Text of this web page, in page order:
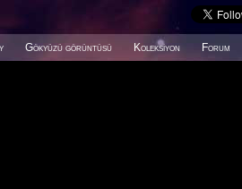
Gökyüzü görüntüsü Koleksiyon Forum